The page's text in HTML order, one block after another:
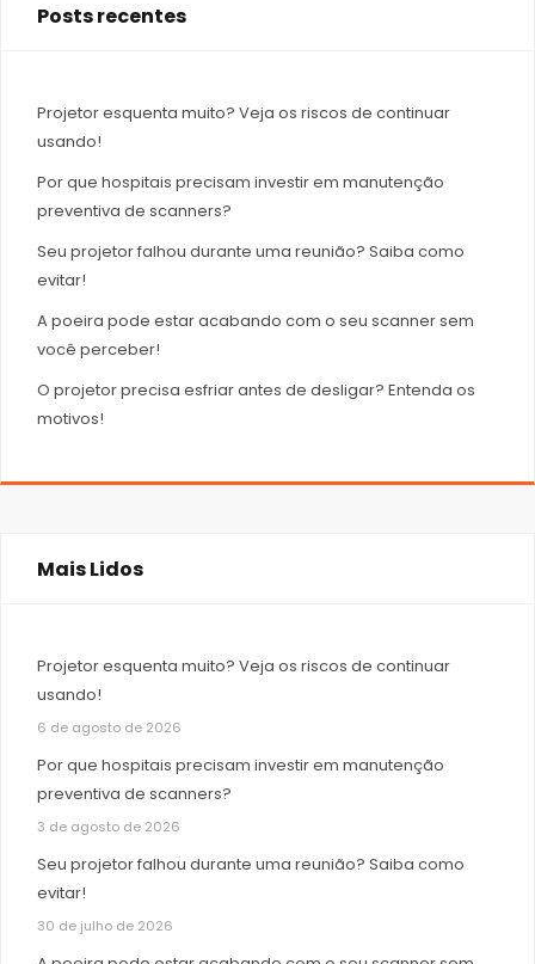
Posts recentes
Projetor esquenta muito? Veja os riscos de continuar
usando!
Por que hospitais precisam investir em manutenção
preventiva de scanners?
Seu projetor falhou durante uma reunião? Saiba como
evitar!
A poeira pode estar acabando com o seu scanner sem
você perceber!
O projetor precisa esfriar antes de desligar? Entenda os
motivos!
Mais Lidos
Projetor esquenta muito? Veja os riscos de continuar
usando!
6 de agosto de 2026
Por que hospitais precisam investir em manutenção
preventiva de scanners?
3 de agosto de 2026
Seu projetor falhou durante uma reunião? Saiba como
evitar!
30 de julho de 2026